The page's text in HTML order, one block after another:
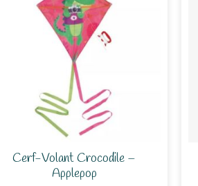
Cerf-Volant Crocodile –
Applepop